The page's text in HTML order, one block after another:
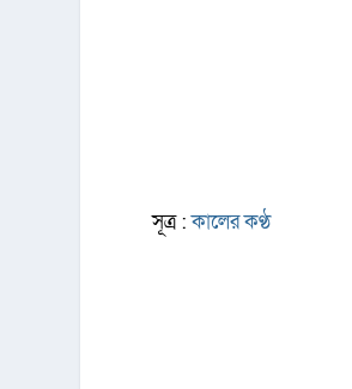
সূত্র :কালের কণ্ঠ